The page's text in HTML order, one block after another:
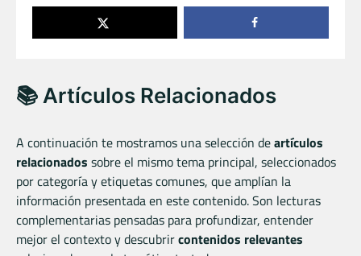
📚 Artículos Relacionados
A continuación te mostramos una selección deartículos
relacionados sobre el mismo tema principal, seleccionados
por categoría y etiquetas comunes, que amplían la
información presentada en este contenido. Son lecturas
complementarias pensadas para profundizar, entender
mejor el contexto y descubrircontenidos relevantes